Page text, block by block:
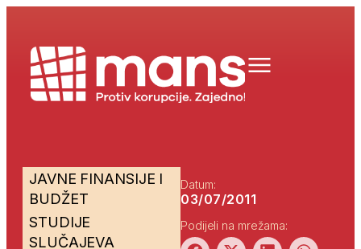
JAVNE FINANSIJE I
BUDŽET
STUDIJE
SLUČAJEVA
Datum:
03/07/2011
Podijeli na mrežama: